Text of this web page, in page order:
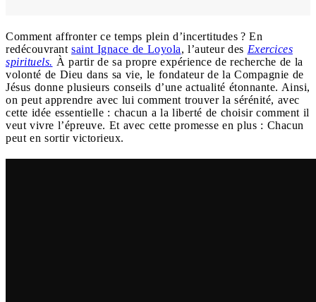
Comment affronter ce temps plein d’incertitudes ? En
redécouvrant saint Ignace de Loyola, l’auteur des Exercices
spirituels. À partir de sa propre expérience de recherche de la
volonté de Dieu dans sa vie, le fondateur de la Compagnie de
Jésus donne plusieurs conseils d’une actualité étonnante. Ainsi,
on peut apprendre avec lui comment trouver la sérénité, avec
cette idée essentielle : chacun a la liberté de choisir comment il
veut vivre l’épreuve. Et avec cette promesse en plus : Chacun
peut en sortir victorieux.